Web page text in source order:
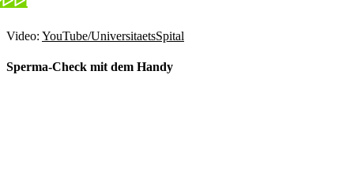
Video: YouTube/UniversitaetsSpital
Sperma-Check mit dem Handy